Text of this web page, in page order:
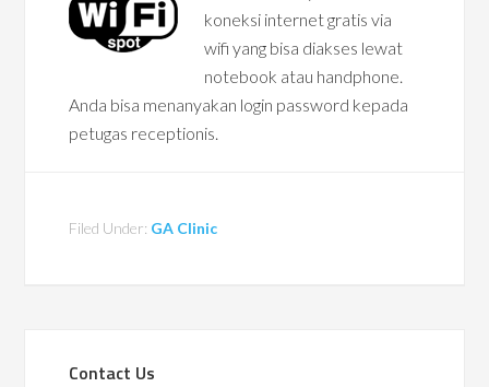
koneksi internet gratis via
wifi yang bisa diakses lewat
notebook atau handphone.
Anda bisa menanyakan login password kepada
petugas receptionis.
Filed Under: GA Clinic
Contact Us